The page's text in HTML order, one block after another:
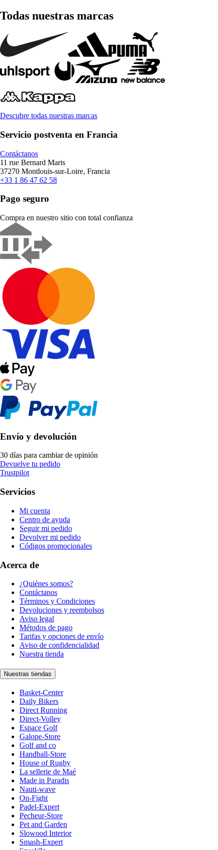
Todas nuestras marcas
Descubre todas nuestras marcas
Servicio postventa en Francia
Contáctanos
11 rue Bernard Maris
37270 Montlouis-sur-Loire, Francia
+33 1 86 47 62 58
Pago seguro
Compra en nuestro sitio con total confianza
Envío y devolución
30 días para cambiar de opinión
Devuelve tu pedido
Trustpilot
Servicios
Mi cuenta
Centro de ayuda
Seguir mi pedido
Devolver mi pedido
Códigos promocionales
Acerca de
¿Quiénes somos?
Contáctanos
Términos y Condiciones
Devoluciones y reembolsos
Aviso legal
Métodos de pago
Tarifas y opciones de envío
Aviso de confidencialidad
Nuestra tienda
Nuestras tiendas
Basket-Center
Daily Bikers
Direct Running
Direct-Volley
Espace Golf
Galope-Store
Golf and co
Handball-Store
House of Rugby
La sellerie de Maé
Made in Paradis
Nauti-wave
On-Fight
Padel-Expert
Pecheur-Store
Pet and Garden
Slowood Interior
Smash-Expert